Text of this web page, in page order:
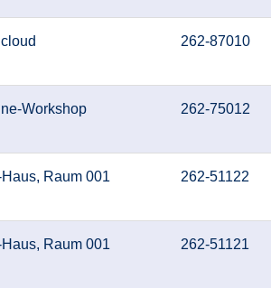
262-87010
Workshop 262-75012
Raum 001 262-51122
Raum 001 262-51121